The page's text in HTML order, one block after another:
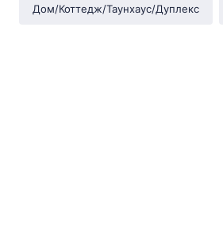
Дом/Коттедж/Таунхаус/Дуплекс